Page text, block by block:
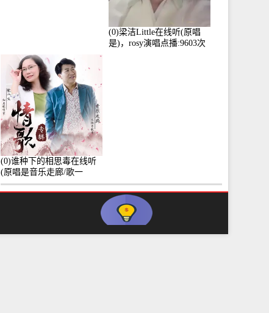
(0)梁洁Little在线听(原唱
是)，rosy演唱点播:9603次
(0)谁种下的相思毒在线听
(原唱是音乐走廊/歌一
生)，小群演唱点播:8975次